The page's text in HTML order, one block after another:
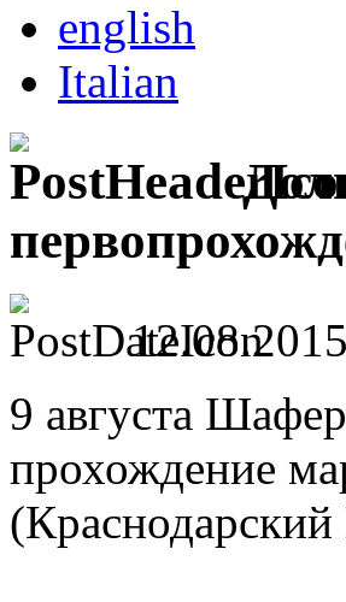
english
Italian
9 августа
прохождение